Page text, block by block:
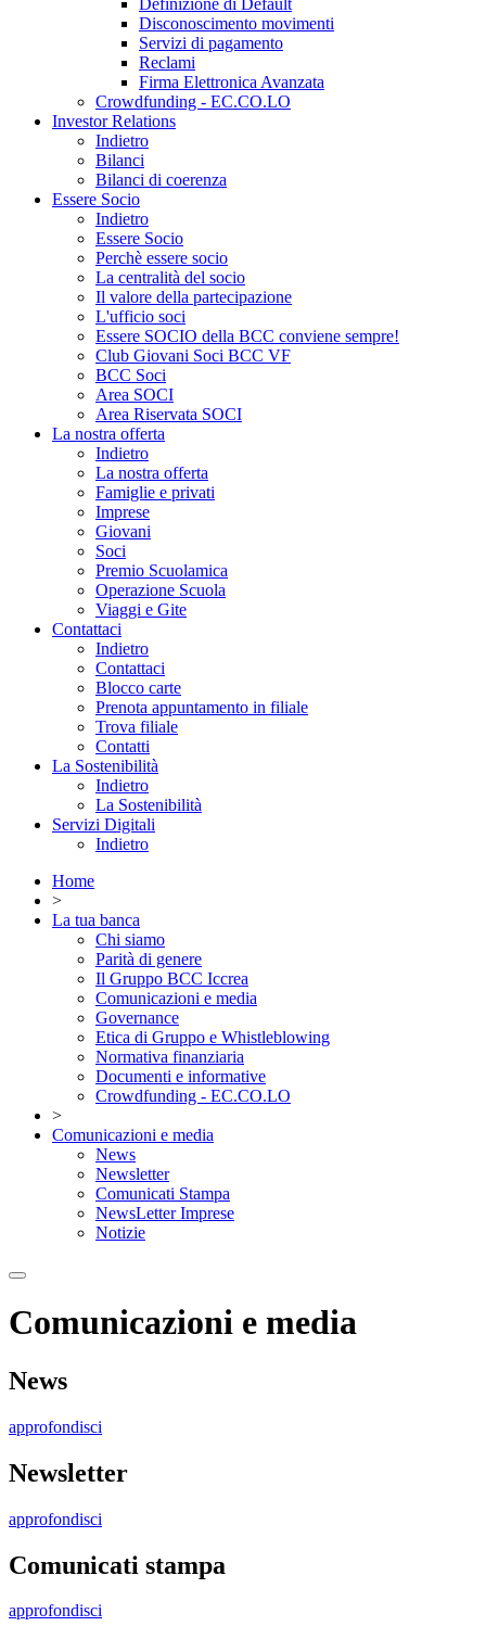
Definizione di Default
Disconoscimento movimenti
Servizi di pagamento
Reclami
Firma Elettronica Avanzata
Crowdfunding - EC.CO.LO
Investor Relations
Indietro
Bilanci
Bilanci di coerenza
Essere Socio
Indietro
Essere Socio
Perchè essere socio
La centralità del socio
Il valore della partecipazione
L'ufficio soci
Essere SOCIO della BCC conviene sempre!
Club Giovani Soci BCC VF
BCC Soci
Area SOCI
Area Riservata SOCI
La nostra offerta
Indietro
La nostra offerta
Famiglie e privati
Imprese
Giovani
Soci
Premio Scuolamica
Operazione Scuola
Viaggi e Gite
Contattaci
Indietro
Contattaci
Blocco carte
Prenota appuntamento in filiale
Trova filiale
Contatti
La Sostenibilità
Indietro
La Sostenibilità
Servizi Digitali
Indietro
Home
>
La tua banca
Chi siamo
Parità di genere
Il Gruppo BCC Iccrea
Comunicazioni e media
Governance
Etica di Gruppo e Whistleblowing
Normativa finanziaria
Documenti e informative
Crowdfunding - EC.CO.LO
>
Comunicazioni e media
News
Newsletter
Comunicati Stampa
NewsLetter Imprese
Notizie
Comunicazioni e media
News
approfondisci
Newsletter
approfondisci
Comunicati stampa
approfondisci